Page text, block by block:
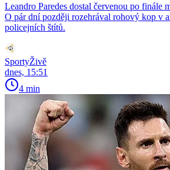
Leandro Paredes dostal červenou po finále
O pár dní později rozehrával rohový kop v
policejních štítů.
SportyŽivě
dnes, 15:51
4 min